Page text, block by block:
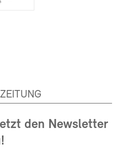
den Newsletter